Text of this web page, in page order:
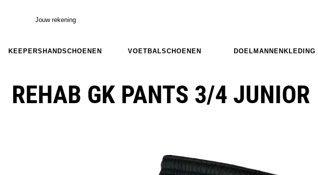
Jouw rekening
KEEPERSHANDSCHOENEN VOETBALSCHOENEN DOELMANNENKLEDING
REHAB GK PANTS 3/4 JUNIOR